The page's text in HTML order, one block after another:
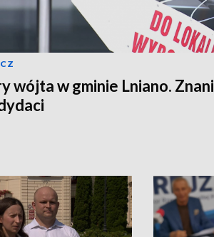
wójta w gminie Lniano. Znani